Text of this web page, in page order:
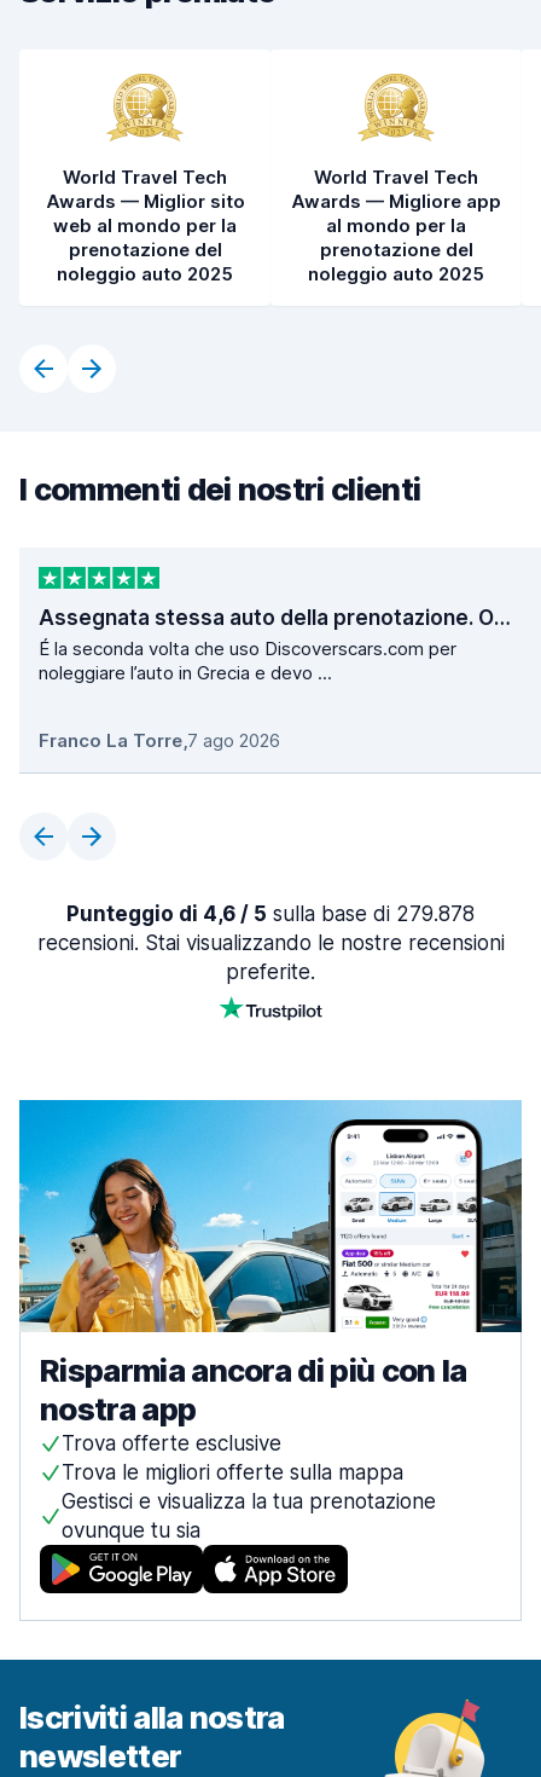
World Travel Tech
Awards — Miglior sito
web al mondo per la
prenotazione del
noleggio auto 2025
World Travel Tech
Awards — Migliore app
al mondo per la
prenotazione del
noleggio auto 2025
I commenti dei nostri clienti
Assegnata stessa auto della prenotazione. Operazioni di ritiro e consegna velocissime.
É la seconda volta che uso Discoverscars.com per
noleggiare l’auto in Grecia e devo ...
Franco La Torre,7 ago 2026
Punteggio di 4,6 / 5 sulla base di 279.878
recensioni. Stai visualizzando le nostre recensioni
preferite.
Risparmia ancora di più con la
nostra app
Trova offerte esclusive
Trova le migliori offerte sulla mappa
Gestisci e visualizza la tua prenotazione
ovunque tu sia
Iscriviti alla nostra
newsletter